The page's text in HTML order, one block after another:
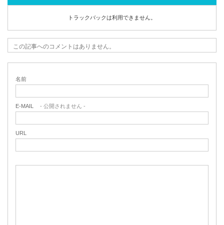
トラックバックは利用できません。
この記事へのコメントはありません。
名前
E-MAIL - 公開されません -
URL